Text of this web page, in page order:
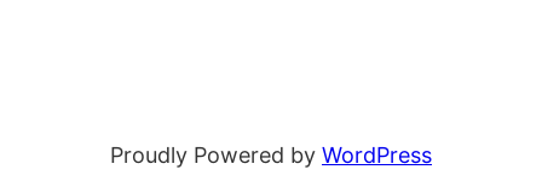
Proudly Powered by WordPress